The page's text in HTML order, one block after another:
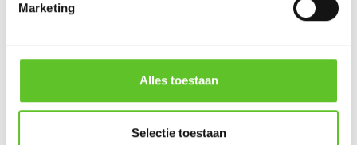
Marketing
Alles toestaan
Selectie toestaan
Wordt niet publiek getoond